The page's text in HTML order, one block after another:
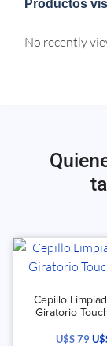
Productos
No recently
Cepillo
Giratorio
U$S79